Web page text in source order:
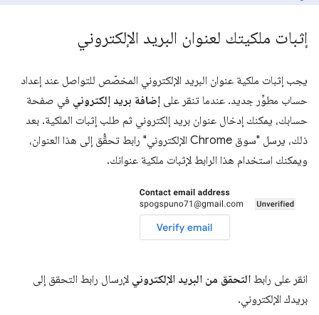
إثبات ملكيتك لعنوان البريد الإلكتروني
يجب إثبات ملكية عنوان البريد الإلكتروني المخصّص للتواصل عند إعداد
حساب مطوِّر جديد. عندما تنقر على إضافة بريد إلكتروني في صفحة
حسابك، يمكنك إدخال عنوان بريد إلكتروني ثم طلب إثبات الملكية. بعد
ذلك، يرسل "سوق Chrome الإلكتروني" رابط تحقُّق إلى هذا العنوان،
ويمكنك استخدام هذا الرابط لإثبات ملكية عنوانك.
انقر على رابط التحقق من البريد الإلكتروني لإرسال رابط التحقق إلى
بريدك الإلكتروني.